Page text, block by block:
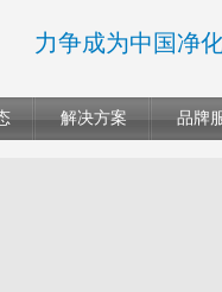
力争成为中国净
解决方案 品牌